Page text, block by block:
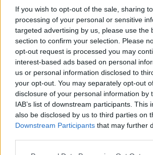
If you wish to opt-out of the sale, sharing
processing of your personal or sensitive
targeted advertising by us, please use the
section to confirm your selection. Please
opt-out request is processed you may
interest-based ads based on personal
us or personal information disclosed to
your opt-out. You may separately opt-out
disclosure of your personal information by
IAB’s list of downstream participants. This
also be disclosed by us to third parties on
Downstream Participants that may further
πρωταγωνιστές που μπορεί να
λύσεις στα δύσκολα.
Βαθμολογία
Βραζιλία 6 (3-0)
Ελβετία 3 (1-1)
Καμερούν 1 (3-4)
Σερβία 1 (3-5)
Βραζιλία - Ελβετία 1-0